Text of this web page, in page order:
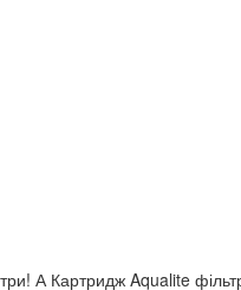
А Картридж Aqualite